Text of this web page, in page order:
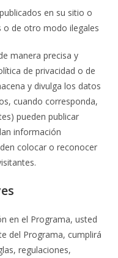
en su sitio o
o de otro modo ilegales
manera precisa y
de privacidad o de
y divulga los datos
cuando corresponda,
pueden publicar
información
colocar o reconocer
en el Programa, usted
del Programa, cumplirá
regulaciones,